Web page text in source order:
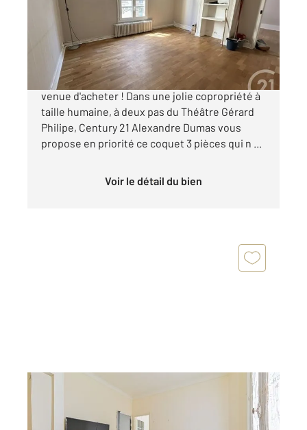
Appartement F3 à vendre
199 000 €
Amoureux du charme de l'ancien, l'heure est
venue d'acheter ! Dans une jolie copropriété à
taille humaine, à deux pas du Théâtre Gérard
Philipe, Century 21 Alexandre Dumas vous
propose en priorité ce coquet 3 pièces qui n ...
Voir le détail du bien
Ref : 15348